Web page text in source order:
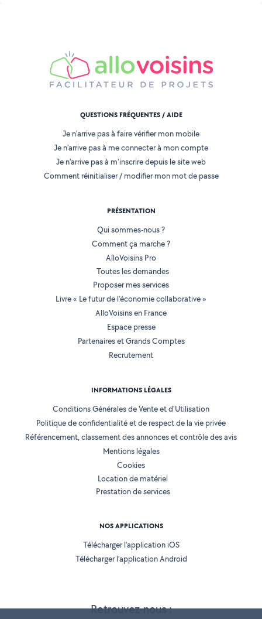
Retrouvez-nous :
QUESTIONS FRÉQUENTES / AIDE
Je n'arrive pas à faire vérifier mon mobile
Je n'arrive pas à me connecter à mon compte
Je n'arrive pas à m'inscrire depuis le site web
Comment réinitialiser / modifier mon mot de passe
PRÉSENTATION
Qui sommes-nous ?
Comment ça marche ?
AlloVoisins Pro
Toutes les demandes
Proposer mes services
Livre « Le futur de l'économie collaborative »
AlloVoisins en France
Espace presse
Partenaires et Grands Comptes
Recrutement
INFORMATIONS LÉGALES
Conditions Générales de Vente et d'Utilisation
Politique de confidentialité et de respect de la vie privée
Référencement, classement des annonces et contrôle des avis
Mentions légales
Cookies
Location de matériel
Prestation de services
NOS APPLICATIONS
Télécharger l’application iOS
Télécharger l’application Android